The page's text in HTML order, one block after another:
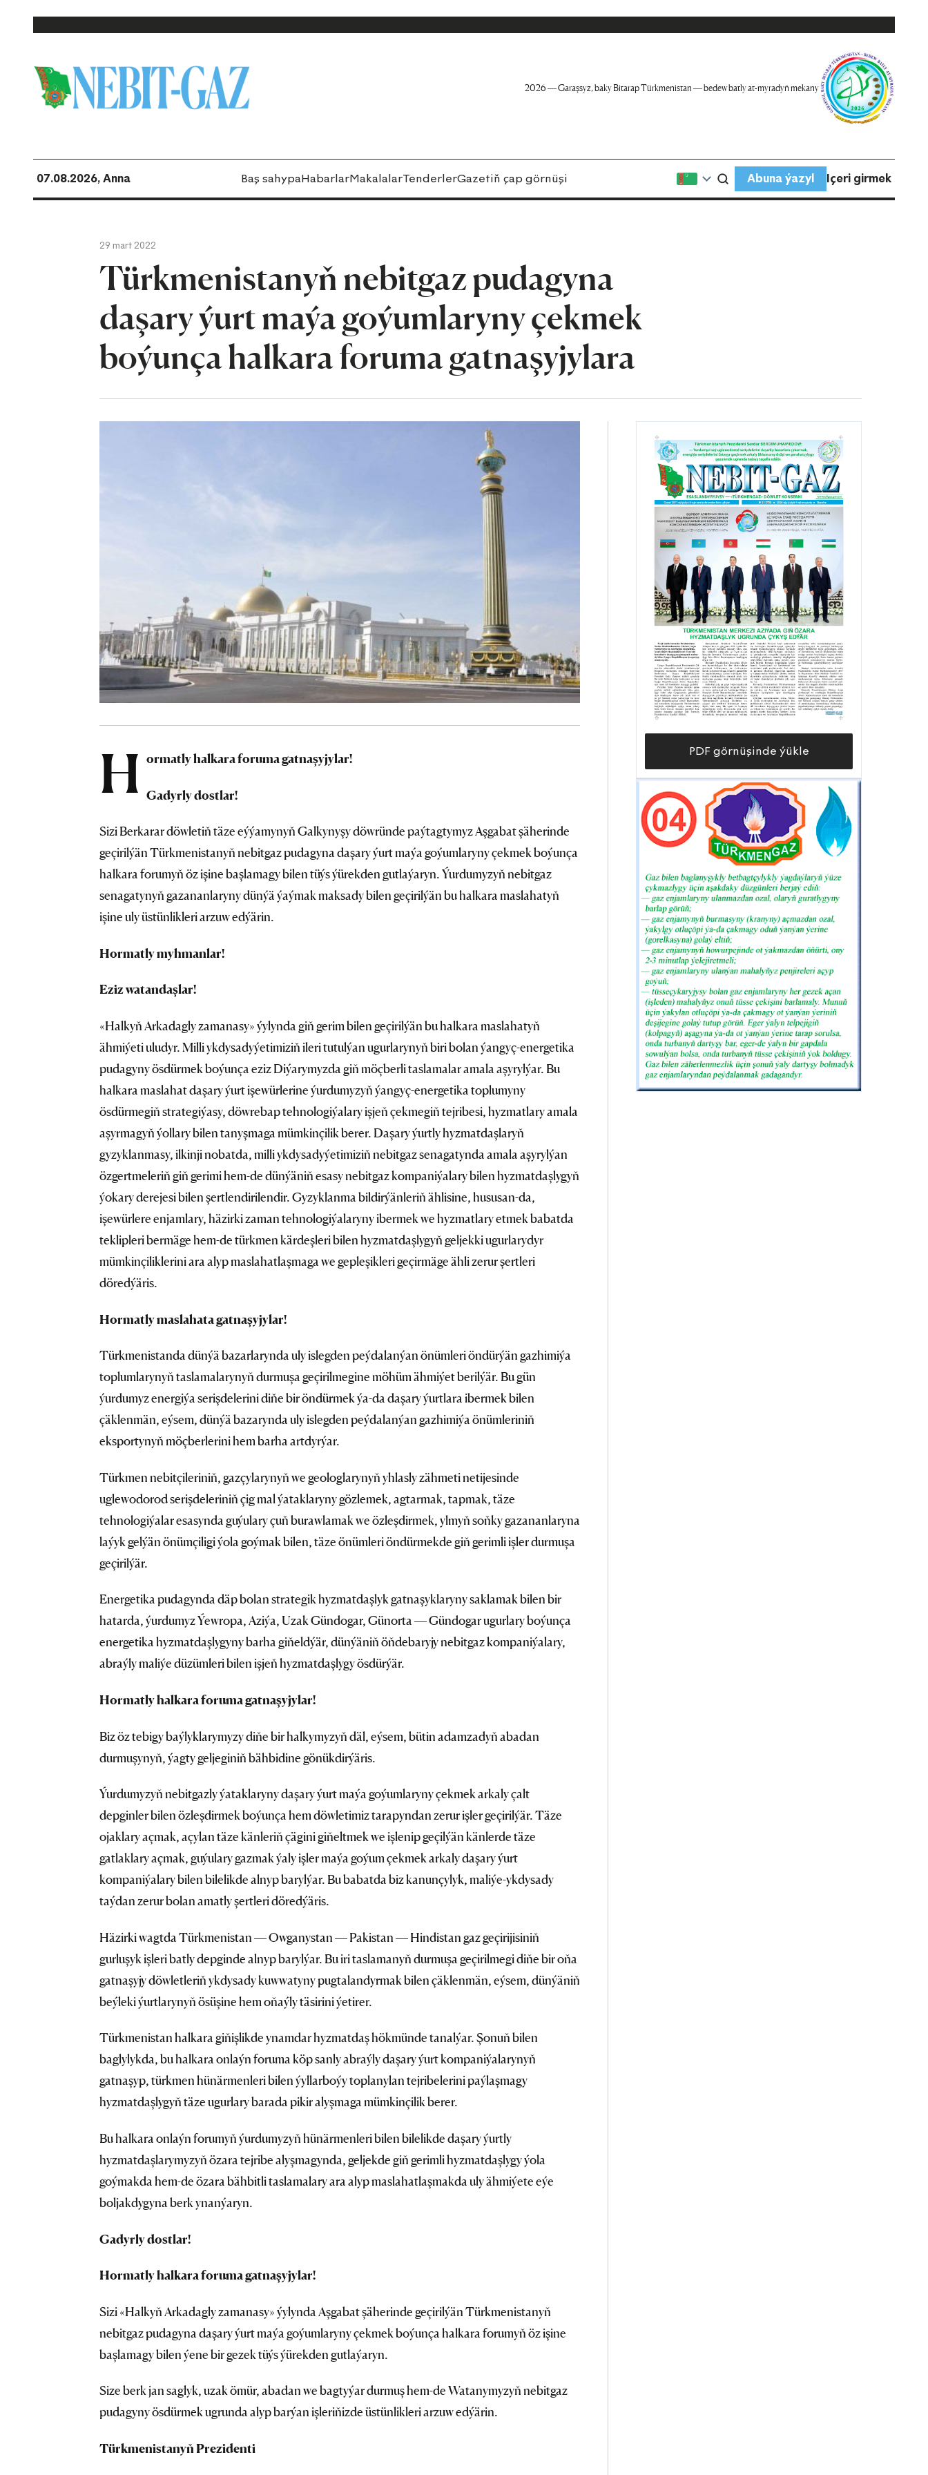
2026 — Garaşsyz, baky Bitarap Türkmenistan — bedew batly at-myradyň mekany
07.08.2026, Anna Baş sahypaHabarlarMakalalarTenderlerGazetiň çap görnüşi Abuna ýazyl Içeri girmek
29 mart 2022
Türkmenistanyň nebitgaz pudagyna
daşary ýurt maýa goýumlaryny çekmek
boýunça halkara foruma gatnaşyjylara
H ormatly halkara foruma gatnaşyjylar!
Gadyrly dostlar!
Sizi Berkarar döwletiň täze eýýamynyň Galkynyşy döwründe paýtagtymyz Aşgabat şäherinde
geçirilýän Türkmenistanyň nebitgaz pudagyna daşary ýurt maýa goýumlaryny çekmek boýunça
halkara forumyň öz işine başlamagy bilen tüýs ýürekden gutlaýaryn. Ýurdumyzyň nebitgaz
senagatynyň gazananlaryny dünýä ýaýmak maksady bilen geçirilýän bu halkara maslahatyň
işine uly üstünlikleri arzuw edýärin.
Hormatly myhmanlar!
Eziz watandaşlar!
«Halkyň Arkadagly zamanasy» ýylynda giň gerim bilen geçirilýän bu halkara maslahatyň
ähmiýeti uludyr. Milli ykdysadyýetimiziň ileri tutulýan ugurlarynyň biri bolan ýangyç-energetika
pudagyny ösdürmek boýunça eziz Diýarymyzda giň möçberli taslamalar amala aşyrylýar. Bu
halkara maslahat daşary ýurt işewürlerine ýurdumyzyň ýangyç-energetika toplumyny
ösdürmegiň strategiýasy, döwrebap tehnologiýalary işjeň çekmegiň tejribesi, hyzmatlary amala
aşyrmagyň ýollary bilen tanyşmaga mümkinçilik berer. Daşary ýurtly hyzmatdaşlaryň
gyzyklanmasy, ilkinji nobatda, milli ykdysadyýetimiziň nebitgaz senagatynda amala aşyrylýan
özgertmeleriň giň gerimi hem-de dünýäniň esasy nebitgaz kompaniýalary bilen hyzmatdaşlygyň
ýokary derejesi bilen şertlendirilendir. Gyzyklanma bildirýänleriň ählisine, hususan-da,
işewürlere enjamlary, häzirki zaman tehnologiýalaryny ibermek we hyzmatlary etmek babatda
teklipleri bermäge hem-de türkmen kärdeşleri bilen hyzmatdaşlygyň geljekki ugurlarydyr
mümkinçiliklerini ara alyp maslahatlaşmaga we gepleşikleri geçirmäge ähli zerur şertleri
döredýäris.
Hormatly maslahata gatnaşyjylar!
Türkmenistanda dünýä bazarlarynda uly islegden peýdalanýan önümleri öndürýän gazhimiýa
toplumlarynyň taslamalarynyň durmuşa geçirilmegine möhüm ähmiýet berilýär. Bu gün
ýurdumyz energiýa serişdelerini diňe bir öndürmek ýa-da daşary ýurtlara ibermek bilen
çäklenmän, eýsem, dünýä bazarynda uly islegden peýdalanýan gazhimiýa önümleriniň
eksportynyň möçberlerini hem barha artdyrýar.
Türkmen nebitçileriniň, gazçylarynyň we geologlarynyň yhlasly zähmeti netijesinde
uglewodorod serişdeleriniň çig mal ýataklaryny gözlemek, agtarmak, tapmak, täze
tehnologiýalar esasynda guýulary çuň burawlamak we özleşdirmek, ylmyň soňky gazananlaryna
laýyk gelýän önümçiligi ýola goýmak bilen, täze önümleri öndürmekde giň gerimli işler durmuşa
geçirilýär.
Energetika pudagynda däp bolan strategik hyzmatdaşlyk gatnaşyklaryny saklamak bilen bir
hatarda, ýurdumyz Ýewropa, Aziýa, Uzak Gündogar, Günorta — Gündogar ugurlary boýunça
energetika hyzmatdaşlygyny barha giňeldýär, dünýäniň öňdebaryjy nebitgaz kompaniýalary,
abraýly maliýe düzümleri bilen işjeň hyzmatdaşlygy ösdürýär.
Hormatly halkara foruma gatnaşyjylar!
Biz öz tebigy baýlyklarymyzy diňe bir halkymyzyň däl, eýsem, bütin adamzadyň abadan
durmuşynyň, ýagty geljeginiň bähbidine gönükdirýäris.
Ýurdumyzyň nebitgazly ýataklaryny daşary ýurt maýa goýumlaryny çekmek arkaly çalt
depginler bilen özleşdirmek boýunça hem döwletimiz tarapyndan zerur işler geçirilýär. Täze
ojaklary açmak, açylan täze känleriň çägini giňeltmek we işlenip geçilýän känlerde täze
gatlaklary açmak, guýulary gazmak ýaly işler maýa goýum çekmek arkaly daşary ýurt
kompaniýalary bilen bilelikde alnyp barylýar. Bu babatda biz kanunçylyk, maliýe-ykdysady
taýdan zerur bolan amatly şertleri döredýäris.
Häzirki wagtda Türkmenistan — Owganystan — Pakistan — Hindistan gaz geçirijisiniň
gurluşyk işleri batly depginde alnyp barylýar. Bu iri taslamanyň durmuşa geçirilmegi diňe bir oňa
gatnaşyjy döwletleriň ykdysady kuwwatyny pugtalandyrmak bilen çäklenmän, eýsem, dünýäniň
beýleki ýurtlarynyň ösüşine hem oňaýly täsirini ýetirer.
Türkmenistan halkara giňişlikde ynamdar hyzmatdaş hökmünde tanalýar. Şonuň bilen
baglylykda, bu halkara onlaýn foruma köp sanly abraýly daşary ýurt kompaniýalarynyň
gatnaşyp, türkmen hünärmenleri bilen ýyllarboýy toplanylan tejribelerini paýlaşmagy
hyzmatdaşlygyň täze ugurlary barada pikir alyşmaga mümkinçilik berer.
Bu halkara onlaýn forumyň ýurdumyzyň hünärmenleri bilen bilelikde daşary ýurtly
hyzmatdaşlarymyzyň özara tejribe alyşmagynda, geljekde giň gerimli hyzmatdaşlygy ýola
goýmakda hem-de özara bähbitli taslamalary ara alyp maslahatlaşmakda uly ähmiýete eýe
boljakdygyna berk ynanýaryn.
Gadyrly dostlar!
Hormatly halkara foruma gatnaşyjylar!
Sizi «Halkyň Arkadagly zamanasy» ýylynda Aşgabat şäherinde geçirilýän Türkmenistanyň
nebitgaz pudagyna daşary ýurt maýa goýumlaryny çekmek boýunça halkara forumyň öz işine
başlamagy bilen ýene bir gezek tüýs ýürekden gutlaýaryn.
Size berk jan saglyk, uzak ömür, abadan we bagtyýar durmuş hem-de Watanymyzyň nebitgaz
pudagyny ösdürmek ugrunda alyp barýan işleriňizde üstünlikleri arzuw edýärin.
Türkmenistanyň Prezidenti
PDF görnüşinde ýükle